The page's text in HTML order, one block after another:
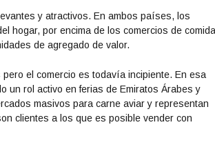
y atractivos. En ambos países, los
hogar, por encima de los comercios de comida
de agregado de valor.
el comercio es todavía incipiente. En esa
un rol activo en ferias de Emiratos Árabes y
masivos para carne aviar y representan
clientes a los que es posible vender con